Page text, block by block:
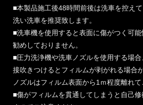
■本製品施工後48時間前後は洗車を控え
洗い洗車を推奨致します。
■洗車機を使用すると表面に傷がつく可
勧めしておりません。
■圧力洗浄機や洗車ノズルを使用する場
接吹きつけるとフィルムが剥がれる場合
ノズルはフィルム表面から1ｍ程度離れて
■傷がフィルムを貫通してしまうと自己